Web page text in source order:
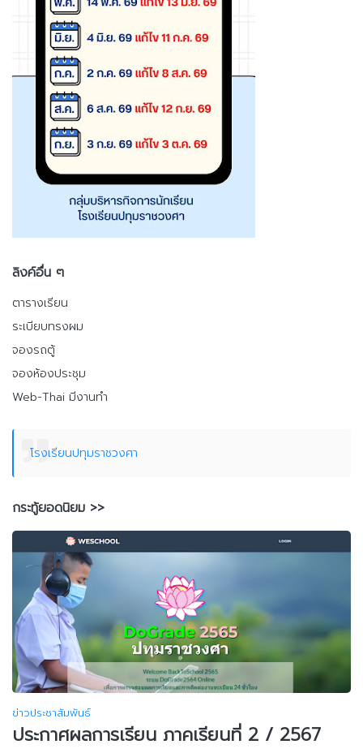
ลิงค์อื่น ๆ
ตารางเรียน
ระเบียบทรงผม
จองรถตู้
จองห้องประชุม
Web-Thai มีงานทำ
โรงเรียนปทุมราชวงศา
กระทู้ยอดนิยม >>
ข่าวประชาสัมพันธ์
ประกาศผลการเรียน ภาคเรียนที่ 2 / 2567